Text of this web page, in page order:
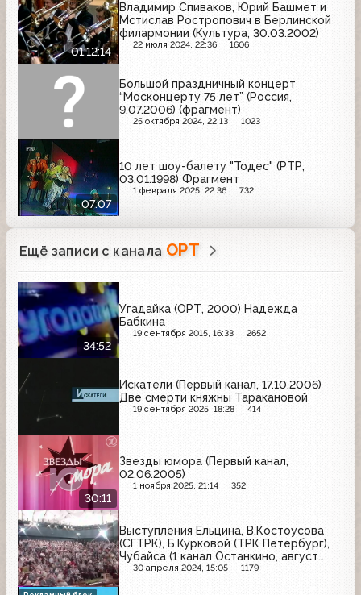
01:12:14
Владимир Спиваков, Юрий Башмет и
Мстислав Ростропович в Берлинской
филармонии (Культура, 30.03.2002)
22 июля 2024, 22:36 1606
Большой праздничный концерт
“Москонцерту 75 лет” (Россия,
9.07.2006) (фрагмент)
25 октября 2024, 22:13 1023
07:07
10 лет шоу-балету "Тодес" (РТР,
03.01.1998) Фрагмент
1 февраля 2025, 22:36 732
Ещё записи с канала ОРТ
34:52
Угадайка (ОРТ, 2000) Надежда
Бабкина
19 сентября 2015, 16:33 2652
Искатели (Первый канал, 17.10.2006)
Две смерти княжны Таракановой
19 сентября 2025, 18:28 414
30:11
Звезды юмора (Первый канал,
02.06.2005)
1 ноября 2025, 21:14 352
Выступления Ельцина, В.Костоусова
(СГТРК), Б.Курковой (ТРК Петербург),
Чубайса (1 канал Останкино, август
1993)
30 апреля 2024, 15:05 1179